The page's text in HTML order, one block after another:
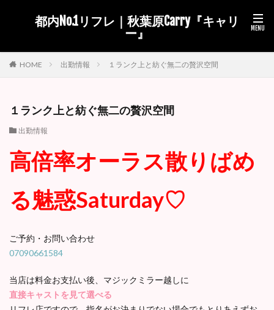
都内No.1リフレ｜秋葉原Carry『キャリ
ー』
HOME 出勤情報 １ランク上と紡ぐ無二の贅沢空間
１ランク上と紡ぐ無二の贅沢空間
出勤情報
高倍率オーラス散りばめ
る魅惑Saturday♡
ご予約・お問い合わせ
07090661584
当店は料金お支払い後、マジックミラー越しに
直接キャストを見て選べる